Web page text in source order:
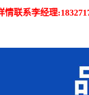
情联系李经理